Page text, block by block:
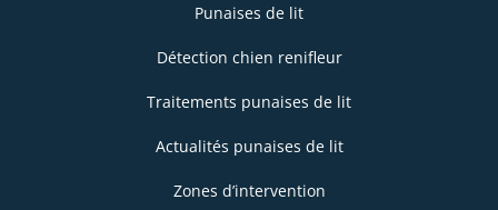
Punaises de lit
Détection chien renifleur
Traitements punaises de lit
Actualités punaises de lit
Zones d’intervention